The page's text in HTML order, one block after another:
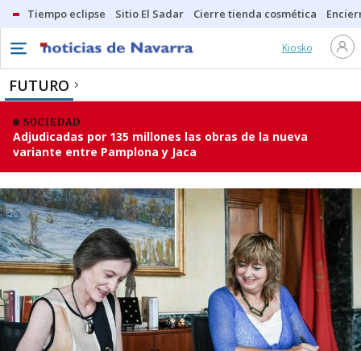
Tiempo eclipse Sitio El Sadar Cierre tienda cosmética
Kiosko
FUTURO
SOCIEDAD
Adjudicadas por 135 millones las obras de la nueva
variante entre Pamplona y Jaca